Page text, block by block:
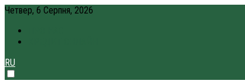
Четвер, 6 Серпня, 2026
RU